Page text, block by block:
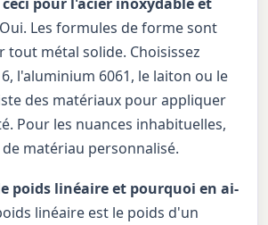
Oui. Les formules de forme sont
tout métal solide. Choisissez
l'aluminium 6061, le laiton ou le
des matériaux pour appliquer
Pour les nuances inhabituelles,
matériau personnalisé.
poids linéaire et pourquoi en ai-
linéaire est le poids d'un